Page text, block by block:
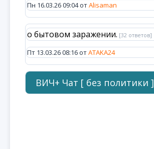
Пн 16.03.26 09:04 отAlisaman
о бытовом заражении. [32 ответов]
Пт 13.03.26 08:16 отATAKA24
ВИЧ+ Чат [ без политики ]